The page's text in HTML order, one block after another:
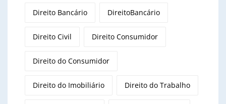
Direito Bancário DireitoBancário
Direito Civil Direito Consumidor
Direito do Consumidor
Direito do Imobiliário Direito do Trabalho